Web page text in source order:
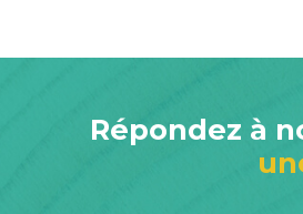
Répondez à